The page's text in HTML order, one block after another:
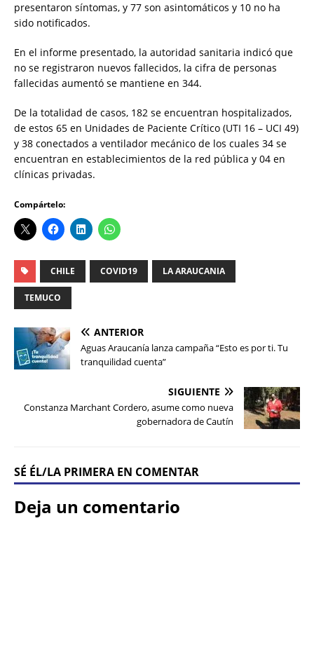
presentaron síntomas, y 77 son asintomáticos y 10 no ha
sido notificados.
En el informe presentado, la autoridad sanitaria indicó que
no se registraron nuevos fallecidos, la cifra de personas
fallecidas aumentó se mantiene en 344.
De la totalidad de casos, 182 se encuentran hospitalizados,
de estos 65 en Unidades de Paciente Crítico (UTI 16 – UCI 49)
y 38 conectados a ventilador mecánico de los cuales 34 se
encuentran en establecimientos de la red pública y 04 en
clínicas privadas.
Compártelo:
CHILE COVID19 LA ARAUCANIA
TEMUCO
ANTERIOR
Aguas Araucanía lanza campaña “Esto es por ti. Tu
tranquilidad cuenta”
SIGUIENTE
Constanza Marchant Cordero, asume como nueva
gobernadora de Cautín
SÉ ÉL/LA PRIMERA EN COMENTAR
Deja un comentario